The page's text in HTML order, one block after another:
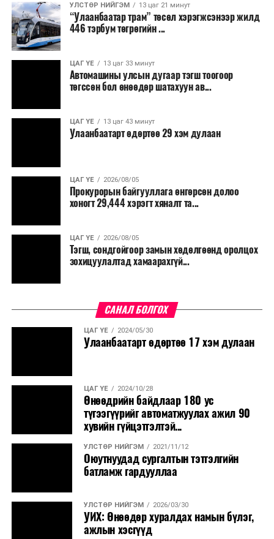
шатахууны зардлыг зөвхөн түгжрэлд алддаг аж.
“Улаанбаатар трам” төсөл хэрэгжиж, авто замын
ачаалал буурснаар трассын дагуух автомашинуудын
шатахууны хэмнэлт жилд 446 тэрбум төгрөгт хүрэх
боломжтой гэсэн тооцоог техник, эдийн засгийн
үндэслэлд тусгажээ.
Төсөл хэрэгжсэнээр иргэдийн зорчих хугацаа
богиносож, түгжрэлээс үүдэлтэй эдийн засгийн
тогтолцоо бүрдэх ач холбогдолтой юм.
УЛСТӨР НИЙГЭМ 13 цаг 21 минут
“Улаанбаатар трам” төсөл хэрэгжсэнээр жилд
446 тэрбум төгрөгийн ...
ЦАГ ҮЕ 13 цаг 33 минут
Автомашины улсын дугаар тэгш тоогоор
төгссөн бол өнөөдөр шатахуун ав...
ЦАГ ҮЕ 13 цаг 43 минут
Улаанбаатарт өдөртөө 29 хэм дулаан
ЦАГ ҮЕ 2026/08/05
Прокурорын байгууллага өнгөрсөн долоо
хоногт 29,444 хэрэгт хяналт та...
ЦАГ ҮЕ 2026/08/05
Тэгш, сондгойгоор замын хөдөлгөөнд оролцох
зохицуулалтад хамаарахгүй...
САНАЛ БОЛГОХ
ЦАГ ҮЕ 2024/05/30
Улаанбаатарт өдөртөө 17 хэм дулаан
ЦАГ ҮЕ 2024/10/28
Өнөөдрийн байдлаар 180 ус
түгээгүүрийг автоматжуулах ажил 90
хувийн гүйцэтгэлтэй...
УЛСТӨР НИЙГЭМ 2021/11/12
Оюутнуудад сургалтын тэтгэлгийн
батламж гардууллаа
УЛСТӨР НИЙГЭМ 2026/03/30
УИХ: Өнөөдөр хуралдах намын бүлэг,
ажлын хэсгүүд